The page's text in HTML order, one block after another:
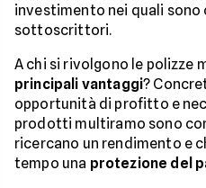
investimento nei quali
sottoscrittori.
A chi si rivolgono le polizze
principali vantaggi?
opportunità di profitto e
prodotti multiramo sono
ricercano un rendimento e
tempo una protezione del